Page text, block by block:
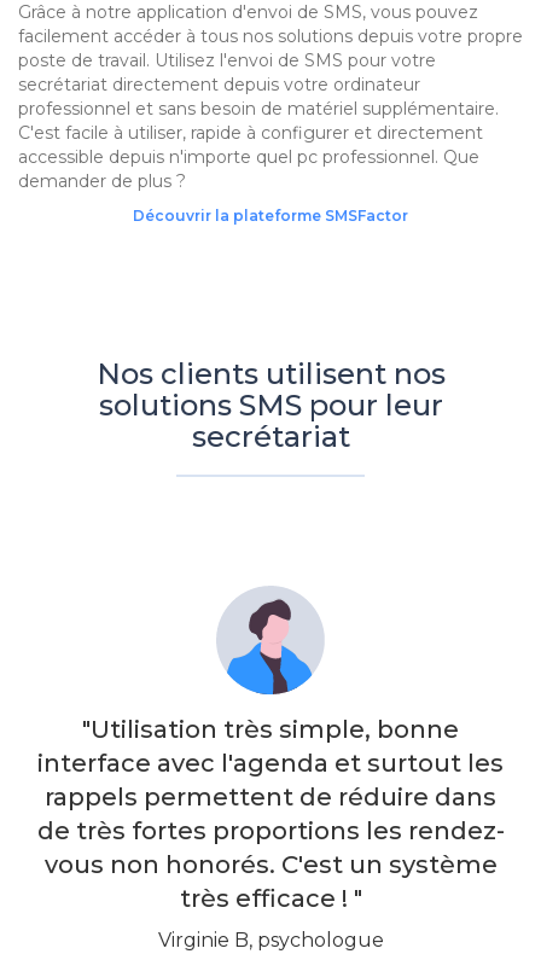
Grâce à notre application d'envoi de SMS, vous pouvez
facilement accéder à tous nos solutions depuis votre propre
poste de travail. Utilisez l'envoi de SMS pour votre
secrétariat directement depuis votre ordinateur
professionnel et sans besoin de matériel supplémentaire.
C'est facile à utiliser, rapide à configurer et directement
accessible depuis n'importe quel pc professionnel. Que
demander de plus ?
Découvrir la plateforme SMSFactor
Nos clients utilisent nos
solutions SMS pour leur
secrétariat
"Utilisation très simple, bonne
interface avec l'agenda et surtout les
rappels permettent de réduire dans
de très fortes proportions les rendez-
vous non honorés. C'est un système
très efficace ! "
Virginie B, psychologue